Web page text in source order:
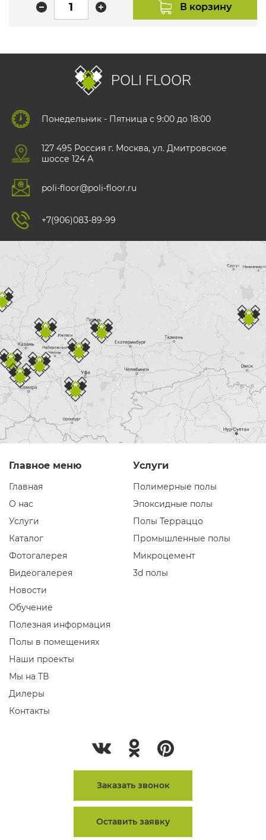
В корзину
POLI FLOOR
Понедельник - Пятница с 9:00 до 18:00
127 495 Роccия г. Москва, ул. Дмитровское
шоссе 124 А
poli-floor@poli-floor.ru
+7(906)083-89-99
Главное меню
Главная
О нас
Услуги
Каталог
Фотогалерея
Видеогалерея
Новости
Обучение
Полезная информация
Полы в помещениях
Наши проекты
Мы на ТВ
Дилеры
Контакты
Услуги
Полимерные полы
Эпоксидные полы
Полы Терраццо
Промышленные полы
Микроцемент
3d полы
Заказать звонок
Оставить заявку